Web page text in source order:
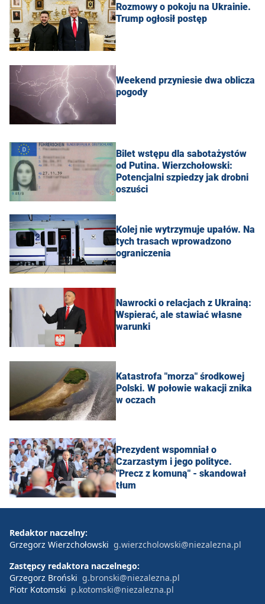
Rozmowy o pokoju na Ukrainie.
Trump ogłosił postęp
Weekend przyniesie dwa oblicza
pogody
Bilet wstępu dla sabotażystów
od Putina. Wierzchołowski:
Potencjalni szpiedzy jak drobni
oszuści
Kolej nie wytrzymuje upałów. Na
tych trasach wprowadzono
ograniczenia
Nawrocki o relacjach z Ukrainą:
Wspierać, ale stawiać własne
warunki
Katastrofa "morza" środkowej
Polski. W połowie wakacji znika
w oczach
Prezydent wspomniał o
Czarzastym i jego polityce.
"Precz z komuną" - skandował
tłum
Redaktor naczelny:
Grzegorz Wierzchołowski g.wierzcholowski@niezalezna.pl
Zastępcy redaktora naczelnego:
Grzegorz Broński g.bronski@niezalezna.pl
Piotr Kotomski p.kotomski@niezalezna.pl